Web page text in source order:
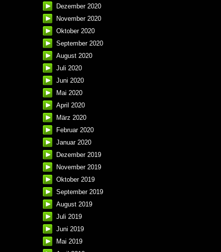
Dezember 2020
November 2020
Oktober 2020
September 2020
August 2020
Juli 2020
Juni 2020
Mai 2020
April 2020
März 2020
Februar 2020
Januar 2020
Dezember 2019
November 2019
Oktober 2019
September 2019
August 2019
Juli 2019
Juni 2019
Mai 2019